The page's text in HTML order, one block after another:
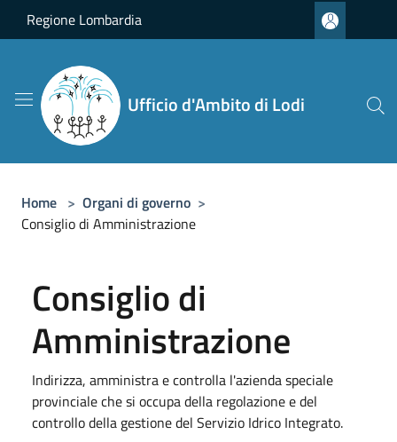
Salta al contenuto principale
Regione Lombardia
Ufficio d'Ambito di Lodi
Home > Organi di governo >
Consiglio di Amministrazione
Consiglio di
Amministrazione
Indirizza, amministra e controlla l'azienda speciale
provinciale che si occupa della regolazione e del
controllo della gestione del Servizio Idrico Integrato.